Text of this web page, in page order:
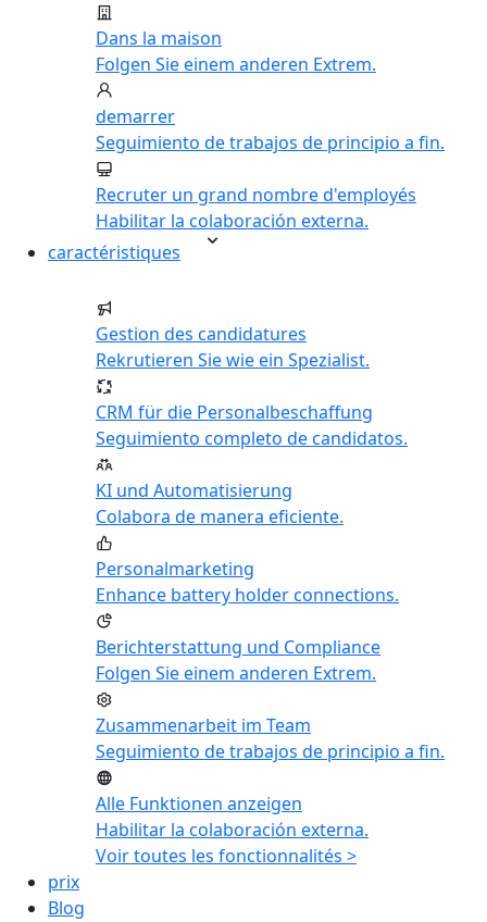
Dans la maison
Folgen Sie einem anderen Extrem.
demarrer
Seguimiento de trabajos de principio a fin.
Recruter un grand nombre d'employés
Habilitar la colaboración externa.
caractéristiques
Gestion des candidatures
Rekrutieren Sie wie ein Spezialist.
CRM für die Personalbeschaffung
Seguimiento completo de candidatos.
KI und Automatisierung
Colabora de manera eficiente.
Personalmarketing
Enhance battery holder connections.
Berichterstattung und Compliance
Folgen Sie einem anderen Extrem.
Zusammenarbeit im Team
Seguimiento de trabajos de principio a fin.
Alle Funktionen anzeigen
Habilitar la colaboración externa.
Voir toutes les fonctionnalités >
prix
Blog